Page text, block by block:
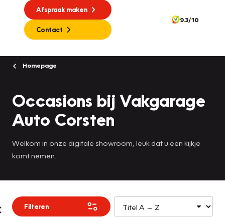
Afspraak maken
Contact
9.3/10
Homepage
Occasions bij Vakgarage
Auto Corsten
Welkom in onze digitale showroom, leuk dat u een kijkje
komt nemen.
Filteren